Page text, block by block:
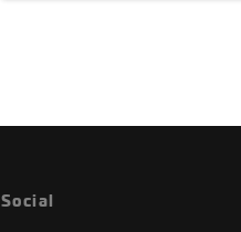
Social